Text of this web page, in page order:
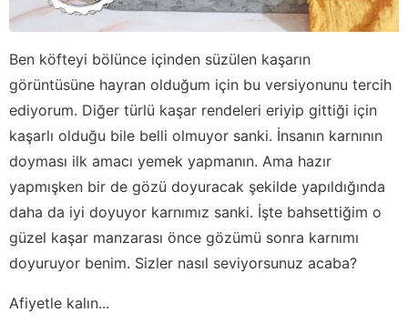
Ben köfteyi bölünce içinden süzülen kaşarın
görüntüsüne hayran olduğum için bu versiyonunu tercih
ediyorum. Diğer türlü kaşar rendeleri eriyip gittiği için
kaşarlı olduğu bile belli olmuyor sanki. İnsanın karnının
doyması ilk amacı yemek yapmanın. Ama hazır
yapmışken bir de gözü doyuracak şekilde yapıldığında
daha da iyi doyuyor karnımız sanki. İşte bahsettiğim o
güzel kaşar manzarası önce gözümü sonra karnımı
doyuruyor benim. Sizler nasıl seviyorsunuz acaba?
Afiyetle kalın...